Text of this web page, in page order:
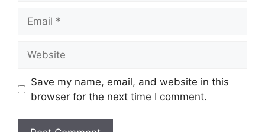
Save my name, email, and website in this
browser for the next time I comment.